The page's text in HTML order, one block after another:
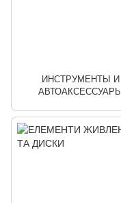
ИНСТРУМЕНТЫ И
АВТОАКСЕССУАРЫ